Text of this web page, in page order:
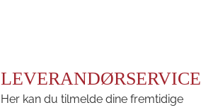
LEVERANDØRSERVICE
Her kan du tilmelde dine fremtidige